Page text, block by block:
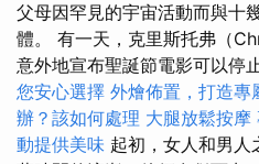
父母因罕見的宇宙活動而與十
體。 有一天，克里斯托弗（
意外地宣布聖誕節電影可以停
您安心選擇 外燴佈置，打造專
辦？該如何處理 大腿放鬆按摩
動提供美味 起初，女人和男人